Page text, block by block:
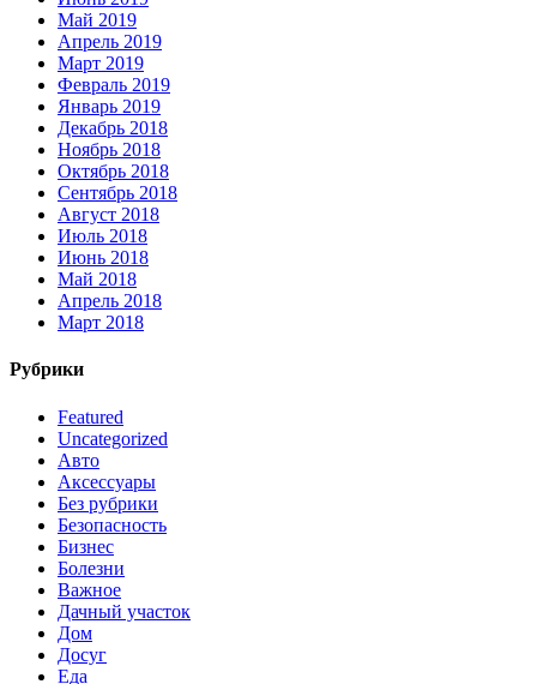
Май 2019
Апрель 2019
Март 2019
Февраль 2019
Январь 2019
Декабрь 2018
Ноябрь 2018
Октябрь 2018
Сентябрь 2018
Август 2018
Июль 2018
Июнь 2018
Май 2018
Апрель 2018
Март 2018
Рубрики
Featured
Uncategorized
Авто
Аксессуары
Без рубрики
Безопасность
Бизнес
Болезни
Важное
Дачный участок
Дом
Досуг
Еда